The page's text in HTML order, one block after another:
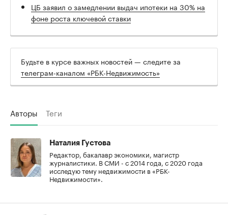
ЦБ заявил о замедлении выдач ипотеки на 30% на
фоне роста ключевой ставки
Будьте в курсе важных новостей — следите за
телеграм-каналом «РБК-Недвижимость»
Авторы Теги
Наталия Густова
Редактор, бакалавр экономики, магистр
журналистики. В СМИ - с 2014 года, с 2020 года
исследую тему недвижимости в «РБК-
Недвижимости».